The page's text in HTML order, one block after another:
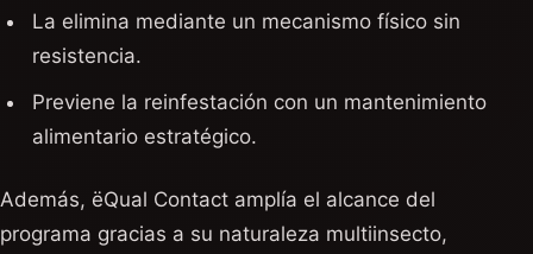
La elimina mediante un mecanismo físico sin
resistencia.
Previene la reinfestación con un mantenimiento
alimentario estratégico.
Además, ëQual Contact amplía el alcance del
programa gracias a su naturaleza multiinsecto,